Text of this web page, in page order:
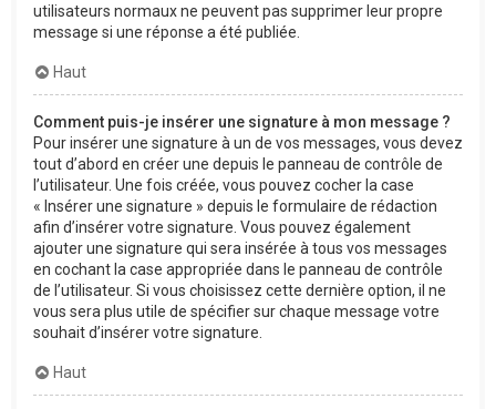
utilisateurs normaux ne peuvent pas supprimer leur propre
message si une réponse a été publiée.
Haut
Comment puis-je insérer une signature à mon message ?
Pour insérer une signature à un de vos messages, vous devez
tout d’abord en créer une depuis le panneau de contrôle de
l’utilisateur. Une fois créée, vous pouvez cocher la case
« Insérer une signature » depuis le formulaire de rédaction
afin d’insérer votre signature. Vous pouvez également
ajouter une signature qui sera insérée à tous vos messages
en cochant la case appropriée dans le panneau de contrôle
de l’utilisateur. Si vous choisissez cette dernière option, il ne
vous sera plus utile de spécifier sur chaque message votre
souhait d’insérer votre signature.
Haut